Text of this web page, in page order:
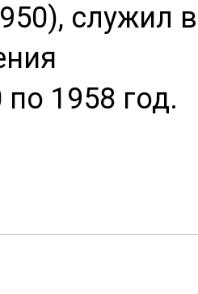
служил в
по 1958 год.